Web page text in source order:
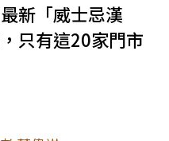
新「威士忌漢
只有這20家門市